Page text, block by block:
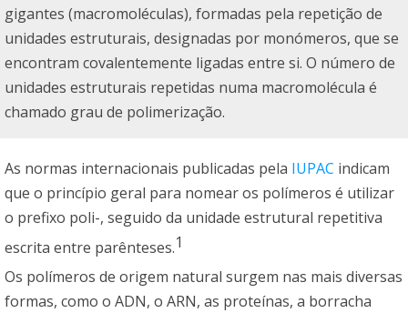
gigantes (macromoléculas), formadas pela repetição de
unidades estruturais, designadas por monómeros, que se
encontram covalentemente ligadas entre si. O número de
unidades estruturais repetidas numa macromolécula é
chamado grau de polimerização.
As normas internacionais publicadas pela IUPAC indicam
que o princípio geral para nomear os polímeros é utilizar
o prefixo poli-, seguido da unidade estrutural repetitiva
escrita entre parênteses.1
Os polímeros de origem natural surgem nas mais diversas
formas, como o ADN, o ARN, as proteínas, a borracha